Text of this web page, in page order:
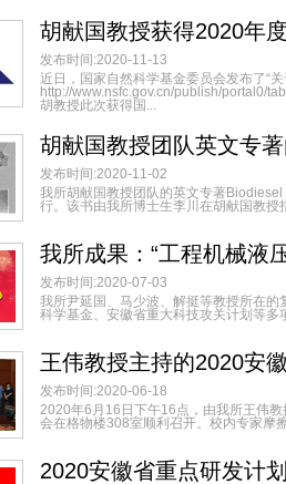
胡献国教授获得2020年
发布时间:2020-11-13
近日，国家自然科学基金委员会发布了“
http://www.nsfc.gov.cn/publish/portal0/
胡教授此次获得国...
胡献国教授团队英文专
发布时间:2020-11-02
我所胡献国教授团队的英文专著
行。该书由我所博士生李川在胡献国教
我所成果：“工程机械液
发布时间:2020-07-03
我所尹延国、马少波、解挺等教授所在
科学基金、安徽省重大科技攻关计划等
王伟教授主持的2020安
发布时间:2020-06-18
2020年6月16日下午16点，由我所王伟
会在格物楼308室顺利召开。校内专家摩
2020安徽省重点研发计